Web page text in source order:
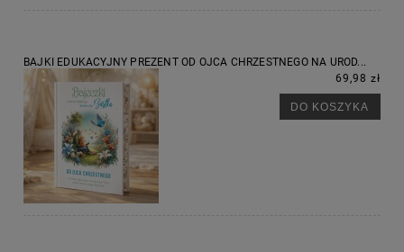
BAJKI EDUKACYJNY PREZENT OD OJCA CHRZESTNEGO NA UROD...
69,98 zł
DO KOSZYKA